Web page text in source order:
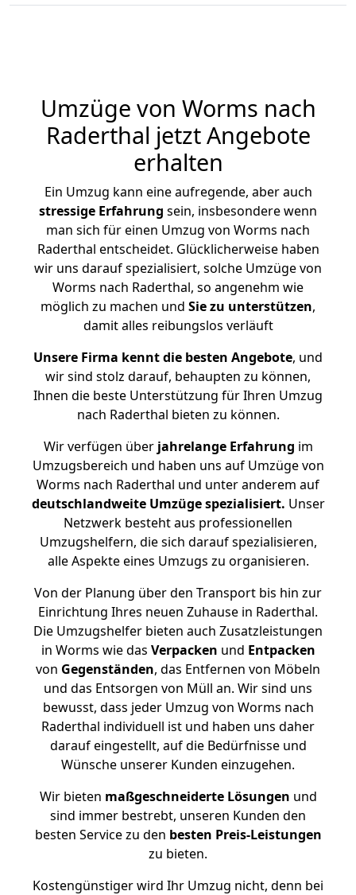
Umzüge von Worms nach
Raderthal jetzt Angebote
erhalten
Ein Umzug kann eine aufregende, aber auch
stressige Erfahrung sein, insbesondere wenn
man sich für einen Umzug von Worms nach
Raderthal entscheidet. Glücklicherweise haben
wir uns darauf spezialisiert, solche Umzüge von
Worms nach Raderthal, so angenehm wie
möglich zu machen und Sie zu unterstützen,
damit alles reibungslos verläuft
Unsere Firma kennt die besten Angebote, und
wir sind stolz darauf, behaupten zu können,
Ihnen die beste Unterstützung für Ihren Umzug
nach Raderthal bieten zu können.
Wir verfügen überjahrelange Erfahrung im
Umzugsbereich und haben uns auf Umzüge von
Worms nach Raderthal und unter anderem auf
deutschlandweite Umzüge spezialisiert. Unser
Netzwerk besteht aus professionellen
Umzugshelfern, die sich darauf spezialisieren,
alle Aspekte eines Umzugs zu organisieren.
Von der Planung über den Transport bis hin zur
Einrichtung Ihres neuen Zuhause in Raderthal.
Die Umzugshelfer bieten auch Zusatzleistungen
in Worms wie das Verpacken und Entpacken
von Gegenständen, das Entfernen von Möbeln
und das Entsorgen von Müll an. Wir sind uns
bewusst, dass jeder Umzug von Worms nach
Raderthal individuell ist und haben uns daher
darauf eingestellt, auf die Bedürfnisse und
Wünsche unserer Kunden einzugehen.
Wir bieten maßgeschneiderte Lösungen und
sind immer bestrebt, unseren Kunden den
besten Service zu den besten Preis-Leistungen
zu bieten.
Kostengünstiger wird Ihr Umzug nicht, denn bei